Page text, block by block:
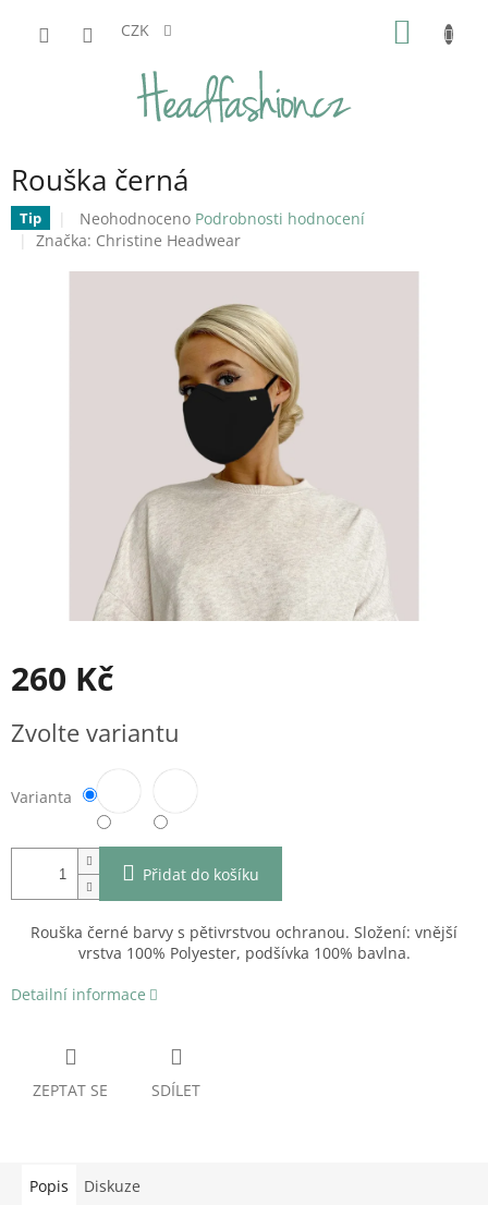
CZK
Rouška černá
Tip
Průměrné
hodnocení
Neohodnoceno Podrobnosti hodnocení
Značka: Christine Headwear
260 Kč
cena:
Zvolte variantu
Varianta
Přidat do košíku
Rouška černé barvy s pětivrstvou ochranou. Složení: vnější
vrstva 100% Polyester, podšívka 100% bavlna.
Detailní informace
ZEPTAT SE SDÍLET
Popis Diskuze